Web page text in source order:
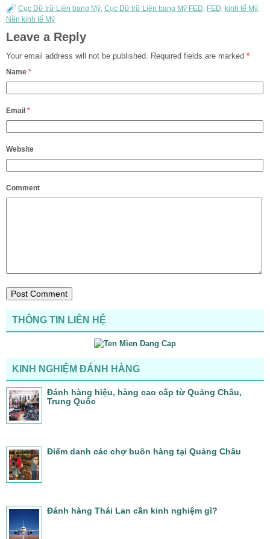
Cục Dữ trữ Liên bang Mỹ, Cục Dữ trữ Liên bang Mỹ FED, FED, kinh tế Mỹ,
Nền kinh tế Mỹ
Leave a Reply
Your email address will not be published. Required fields are marked *
Name *
Email *
Website
Comment
THÔNG TIN LIÊN HỆ
KINH NGHIỆM ĐÁNH HÀNG
Đánh hàng hiệu, hàng cao cấp từ Quảng Châu,
Trung Quốc
Điểm danh các chợ buôn hàng tại Quảng Châu
Đánh hàng Thái Lan cần kinh nghiệm gì?